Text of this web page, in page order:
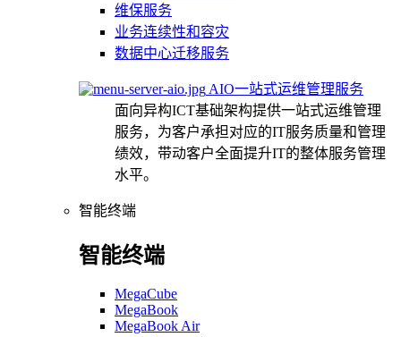
维保服务
业务连续性和容灾
数据中心迁移服务
AIO一站式运维管理服务
面向异构ICT基础架构提供一站式运维管理
服务，为客户承担对应的IT服务质量和管理
绩效，带动客户全面提升IT的整体服务管理
水平。
智能终端
智能终端
MegaCube
MegaBook
MegaBook Air